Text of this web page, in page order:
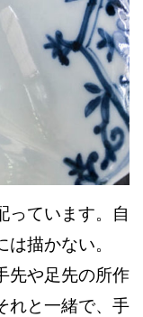
っています。自
描かない。
先や足先の所作
れと一緒で、手